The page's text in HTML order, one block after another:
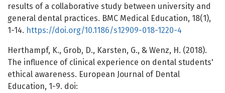
results of a collaborative study between university and
general dental practices. BMC Medical Education, 18(1),
1-14. https://doi.org/10.1186/s12909-018-1220-4
Herthampf, K., Grob, D., Karsten, G., & Wenz, H. (2018).
The influence of clinical experience on dental students'
ethical awareness. European Journal of Dental
Education, 1-9. doi: